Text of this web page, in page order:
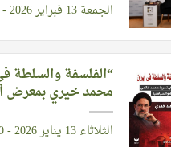
الجمعة 13 فبراير 2026 - 10:47:48
“الفلسفة والسلطة
محمد خيري بمعرض
الثلاثاء 13 يناير 2026 - 16:16:40